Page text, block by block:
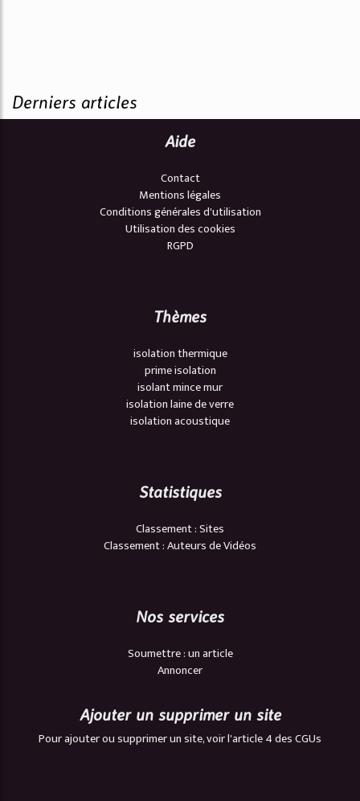
Derniers articles
Aide
Contact
Mentions légales
Conditions générales d'utilisation
Utilisation des cookies
RGPD
Thèmes
isolation thermique
prime isolation
isolant mince mur
isolation laine de verre
isolation acoustique
Statistiques
Classement : Sites
Classement : Auteurs de Vidéos
Nos services
Soumettre : un article
Annoncer
Ajouter un supprimer un site
Pour ajouter ou supprimer un site, voir l'article 4 des CGUs